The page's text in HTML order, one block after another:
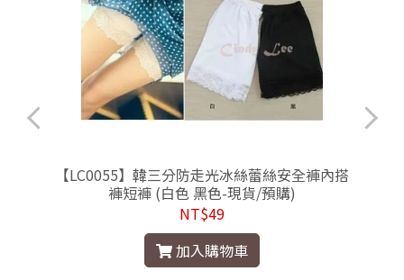
【LC0055】韓三分防走光冰絲蕾絲安全褲內搭
褲短褲 (白色 黑色-現貨/預購)
NT$49
加入購物車